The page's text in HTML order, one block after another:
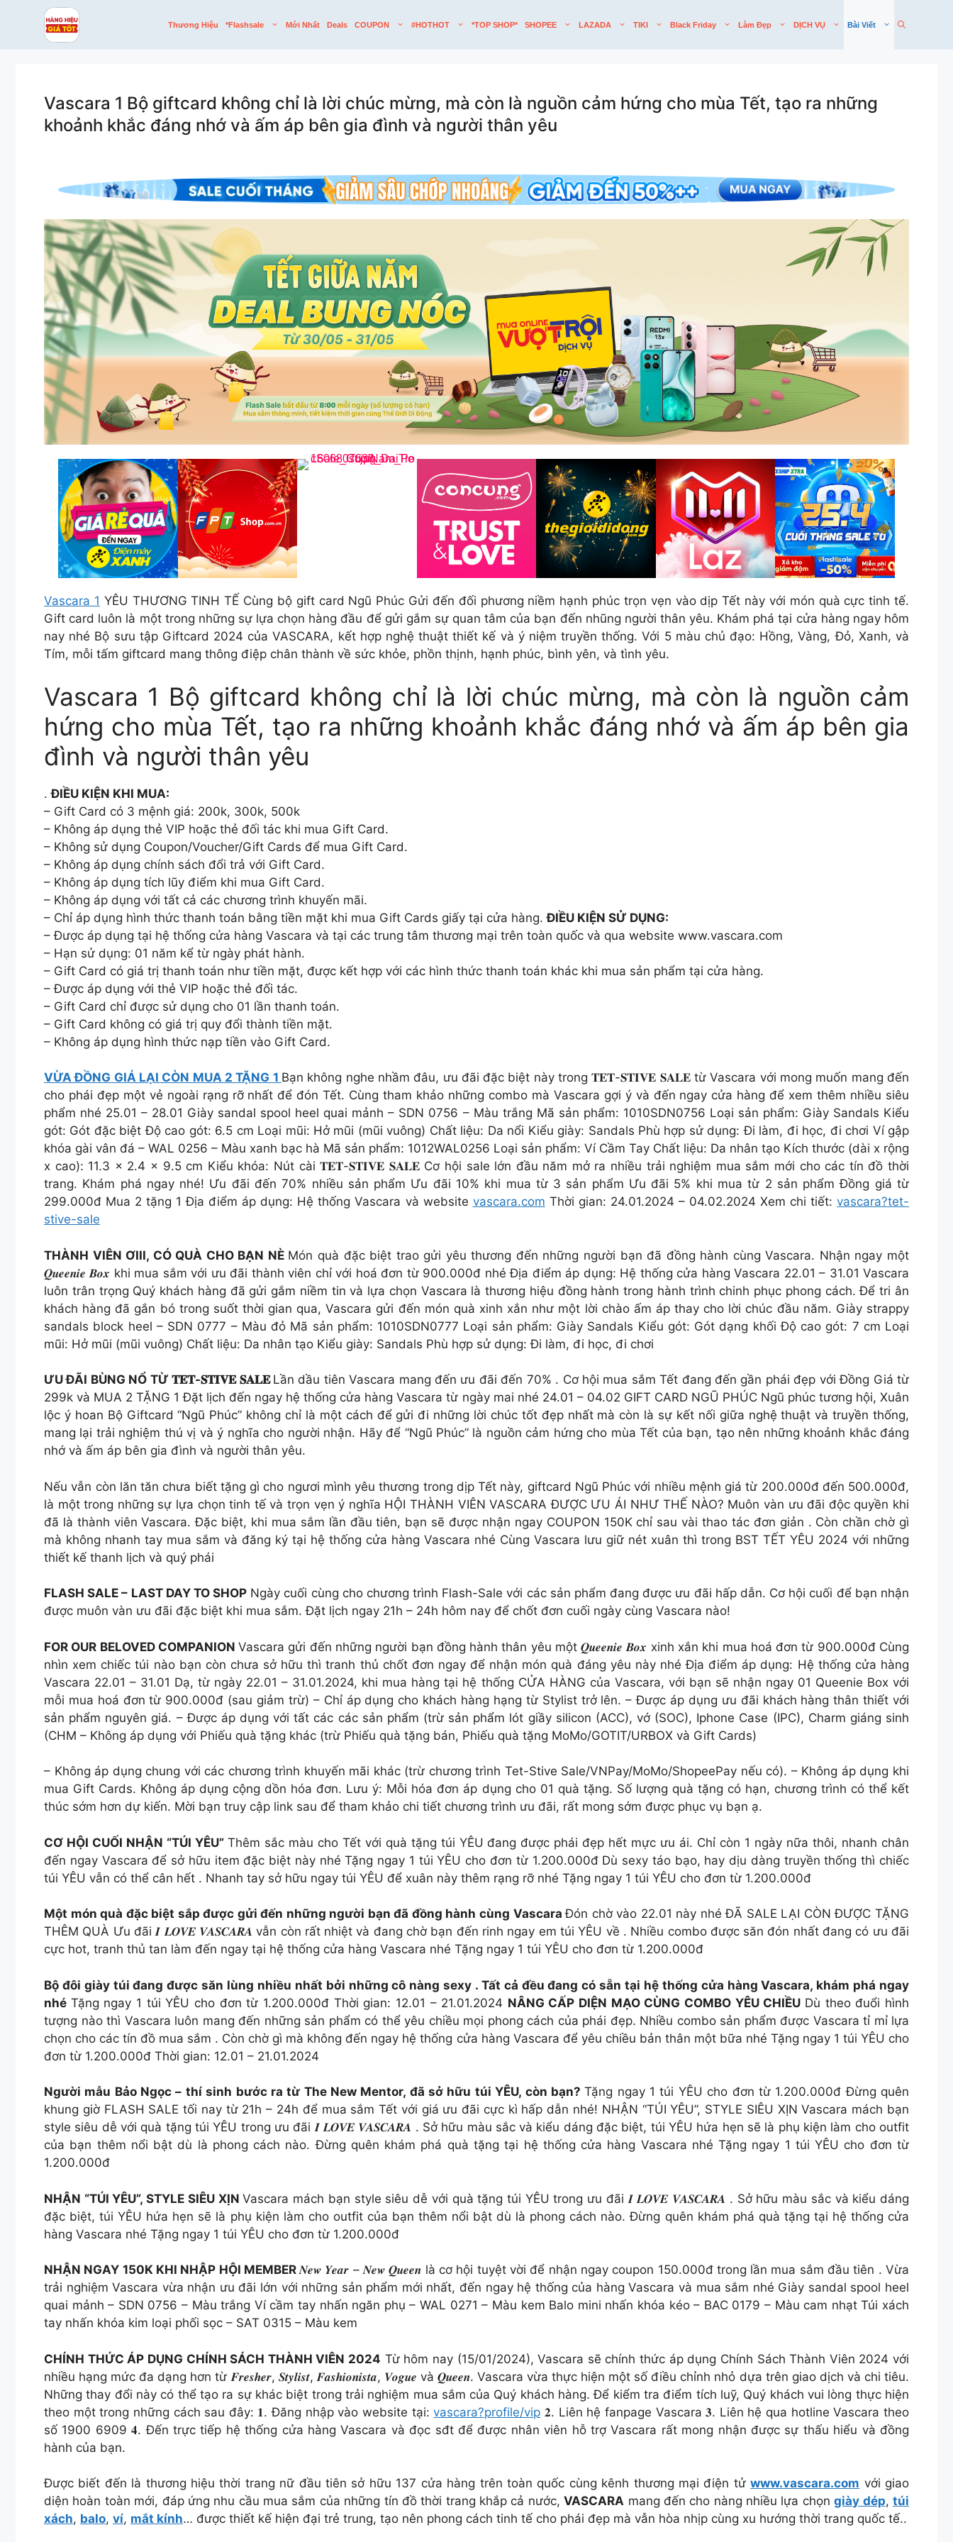
Thương Hiệu *flashsale Mới Nhất Deals COUPON #HOTHOT *TOP SHOP* SHOPEE LAZADA TIKI Black Friday Làm Đẹp DỊCH VỤ Bài Viết
Vascara 1 Bộ giftcard không chỉ là lời chúc mừng, mà còn là nguồn cảm hứng cho mùa Tết, tạo ra những
khoảnh khắc đáng nhớ và ấm áp bên gia đình và người thân yêu
Vascara 1 YÊU THƯƠNG TINH TẾ Cùng bộ gift card Ngũ Phúc Gửi đến đối phương niềm hạnh phúc trọn vẹn vào dịp Tết này với món quà cực tinh tế.
Gift card luôn là một trong những sự lựa chọn hàng đầu để gửi gắm sự quan tâm của bạn đến nhũng người thân yêu. Khám phá tại cửa hàng ngay hôm
nay nhé Bộ sưu tập Giftcard 2024 của VASCARA, kết hợp nghệ thuật thiết kế và ý niệm truyền thống. Với 5 màu chủ đạo: Hồng, Vàng, Đỏ, Xanh, và
Tím, mỗi tấm giftcard mang thông điệp chân thành về sức khỏe, phồn thịnh, hạnh phúc, bình yên, và tình yêu.
Vascara 1 Bộ giftcard không chỉ là lời chúc mừng, mà còn là nguồn cảm
hứng cho mùa Tết, tạo ra những khoảnh khắc đáng nhớ và ấm áp bên gia
đình và người thân yêu
.ĐIỀU KIỆN KHI MUA:
– Gift Card có 3 mệnh giá: 200k, 300k, 500k
– Không áp dụng thẻ VIP hoặc thẻ đối tác khi mua Gift Card.
– Không sử dụng Coupon/Voucher/Gift Cards để mua Gift Card.
– Không áp dụng chính sách đổi trả với Gift Card.
– Không áp dụng tích lũy điểm khi mua Gift Card.
– Không áp dụng với tất cả các chương trình khuyến mãi.
– Chỉ áp dụng hình thức thanh toán bằng tiền mặt khi mua Gift Cards giấy tại cửa hàng.ĐIỀU KIỆN SỬ DỤNG:
– Được áp dụng tại hệ thống cửa hàng Vascara và tại các trung tâm thương mại trên toàn quốc và qua website www.vascara.com
– Hạn sử dụng: 01 năm kể từ ngày phát hành.
– Gift Card có giá trị thanh toán như tiền mặt, được kết hợp với các hình thức thanh toán khác khi mua sản phẩm tại cửa hàng.
– Được áp dụng với thẻ VIP hoặc thẻ đối tác.
– Gift Card chỉ được sử dụng cho 01 lần thanh toán.
– Gift Card không có giá trị quy đổi thành tiền mặt.
– Không áp dụng hình thức nạp tiền vào Gift Card.
VỪA ĐỒNG GIÁ LẠI CÒN MUA 2 TẶNG 1 Bạn không nghe nhầm đâu, ưu đãi đặc biệt này trong 𝐓𝐄𝐓-𝐒𝐓𝐈𝐕𝐄 𝐒𝐀𝐋𝐄 từ Vascara với mong muốn mang đến
cho phái đẹp một vẻ ngoài rạng rỡ nhất để đón Tết. Cùng tham khảo những combo mà Vascara gợi ý và đến ngay cửa hàng để xem thêm nhiều siêu
phẩm nhé 25.01 – 28.01 Giày sandal spool heel quai mảnh – SDN 0756 – Màu trắng Mã sản phẩm: 1010SDN0756 Loại sản phẩm: Giày Sandals Kiểu
gót: Gót đặc biệt Độ cao gót: 6.5 cm Loại mũi: Hở mũi (mũi vuông) Chất liệu: Da nổi Kiểu giày: Sandals Phù hợp sử dụng: Đi làm, đi học, đi chơi Ví gập
khóa gài vân đá – WAL 0256 – Màu xanh bạc hà Mã sản phẩm: 1012WAL0256 Loại sản phẩm: Ví Cầm Tay Chất liệu: Da nhân tạo Kích thước (dài x rộng
x cao): 11.3 x 2.4 x 9.5 cm Kiểu khóa: Nút cài 𝐓𝐄𝐓-𝐒𝐓𝐈𝐕𝐄 𝐒𝐀𝐋𝐄 Cơ hội sale lớn đầu năm mở ra nhiều trải nghiệm mua sắm mới cho các tín đồ thời
trang. Khám phá ngay nhé! Ưu đãi đến 70% nhiều sản phẩm Ưu đãi 10% khi mua từ 3 sản phẩm Ưu đãi 5% khi mua từ 2 sản phẩm Đồng giá từ
299.000đ Mua 2 tặng 1 Địa điểm áp dụng: Hệ thống Vascara và website vascara.com Thời gian: 24.01.2024 – 04.02.2024 Xem chi tiết:vascara?tet-
stive-sale
THÀNH VIÊN ƠIII, CÓ QUÀ CHO BẠN NÈ Món quà đặc biệt trao gửi yêu thương đến những người bạn đã đồng hành cùng Vascara. Nhận ngay một
𝑸𝒖𝒆𝒆𝒏𝒊𝒆 𝑩𝒐𝒙 khi mua sắm với ưu đãi thành viên chỉ với hoá đơn từ 900.000đ nhé Địa điểm áp dụng: Hệ thống cửa hàng Vascara 22.01 – 31.01 Vascara
luôn trân trọng Quý khách hàng đã gửi gắm niềm tin và lựa chọn Vascara là thương hiệu đồng hành trong hành trình chinh phục phong cách. Để tri ân
khách hàng đã gắn bó trong suốt thời gian qua, Vascara gửi đến món quà xinh xắn như một lời chào ấm áp thay cho lời chúc đầu năm. Giày strappy
sandals block heel – SDN 0777 – Màu đỏ Mã sản phẩm: 1010SDN0777 Loại sản phẩm: Giày Sandals Kiểu gót: Gót dạng khối Độ cao gót: 7 cm Loại
mũi: Hở mũi (mũi vuông) Chất liệu: Da nhân tạo Kiểu giày: Sandals Phù hợp sử dụng: Đi làm, đi học, đi chơi
ƯU ĐÃI BÙNG NỔ TỪ 𝐓𝐄𝐓-𝐒𝐓𝐈𝐕𝐄 𝐒𝐀𝐋𝐄 Lần dầu tiên Vascara mang đến ưu đãi đến 70% . Cơ hội mua sắm Tết đang đến gần phái đẹp với Đồng Giá từ
299k và MUA 2 TẶNG 1 Đặt lịch đến ngay hệ thống cửa hàng Vascara từ ngày mai nhé 24.01 – 04.02 GIFT CARD NGŨ PHÚC Ngũ phúc tương hội, Xuân
lộc ý hoan Bộ Giftcard “Ngũ Phúc” không chỉ là một cách để gửi đi những lời chúc tốt đẹp nhất mà còn là sự kết nối giữa nghệ thuật và truyền thống,
mang lại trải nghiệm thú vị và ý nghĩa cho người nhận. Hãy để “Ngũ Phúc” là nguồn cảm hứng cho mùa Tết của bạn, tạo nên những khoảnh khắc đáng
nhớ và ấm áp bên gia đình và người thân yêu.
Nếu vẫn còn lăn tăn chưa biết tặng gì cho ngươi mình yêu thương trong dịp Tết này, giftcard Ngũ Phúc với nhiều mệnh giá từ 200.000đ đến 500.000đ,
là một trong những sự lựa chọn tinh tế và trọn vẹn ý nghĩa HỘI THÀNH VIÊN VASCARA ĐƯỢC ƯU ÁI NHƯ THẾ NÀO? Muôn vàn ưu đãi độc quyền khi
đã là thành viên Vascara. Đặc biệt, khi mua sắm lần đầu tiên, bạn sẽ được nhận ngay COUPON 150K chỉ sau vài thao tác đơn giản . Còn chần chờ gì
mà không nhanh tay mua sắm và đăng ký tại hệ thống cửa hàng Vascara nhé Cùng Vascara lưu giữ nét xuân thì trong BST TẾT YÊU 2024 với những
thiết kế thanh lịch và quý phái
FLASH SALE – LAST DAY TO SHOP Ngày cuối cùng cho chương trình Flash-Sale với các sản phẩm đang được ưu đãi hấp dẫn. Cơ hội cuối để bạn nhận
được muôn vàn ưu đãi đặc biệt khi mua sắm. Đặt lịch ngay 21h – 24h hôm nay để chốt đơn cuối ngày cùng Vascara nào!
FOR OUR BELOVED COMPANIONVascara gửi đến những người bạn đồng hành thân yêu một 𝑸𝒖𝒆𝒆𝒏𝒊𝒆 𝑩𝒐𝒙 xinh xắn khi mua hoá đơn từ 900.000đ Cùng
nhìn xem chiếc túi nào bạn còn chưa sở hữu thì tranh thủ chốt đơn ngay để nhận món quà đáng yêu này nhé Địa điểm áp dụng: Hệ thống cửa hàng
Vascara 22.01 – 31.01 Dạ, từ ngày 22.01 – 31.01.2024, khi mua hàng tại hệ thống CỬA HÀNG của Vascara, với bạn sẽ nhận ngay 01 Queenie Box với
mỗi mua hoá đơn từ 900.000đ (sau giảm trừ) – Chỉ áp dụng cho khách hàng hạng từ Stylist trở lên. – Được áp dụng ưu đãi khách hàng thân thiết với
sản phẩm nguyên giá. – Được áp dụng với tất các các sản phẩm (trừ sản phẩm lót giầy silicon (ACC), vớ (SOC), Iphone Case (IPC), Charm giáng sinh
(CHM – Không áp dụng với Phiếu quà tặng khác (trừ Phiếu quà tặng bán, Phiếu quà tặng MoMo/GOTIT/URBOX và Gift Cards)
– Không áp dụng chung với các chương trình khuyến mãi khác (trừ chương trình Tet-Stive Sale/VNPay/MoMo/ShopeePay nếu có). – Không áp dụng khi
mua Gift Cards. Không áp dụng cộng dồn hóa đơn. Lưu ý: Mỗi hóa đơn áp dụng cho 01 quà tặng. Số lượng quà tặng có hạn, chương trình có thể kết
thúc sớm hơn dự kiến. Mời bạn truy cập link sau để tham khảo chi tiết chương trình ưu đãi, rất mong sớm được phục vụ bạn ạ.
CƠ HỘI CUỐI NHẬN “TÚI YÊU” Thêm sắc màu cho Tết với quà tặng túi YÊU đang được phái đẹp hết mực ưu ái. Chỉ còn 1 ngày nữa thôi, nhanh chân
đến ngay Vascara để sở hữu item đặc biệt này nhé Tặng ngay 1 túi YÊU cho đơn từ 1.200.000đ Dù sexy táo bạo, hay dịu dàng truyền thống thì chiếc
túi YÊU vẫn có thể cân hết . Nhanh tay sở hữu ngay túi YÊU để xuân này thêm rạng rỡ nhé Tặng ngay 1 túi YÊU cho đơn từ 1.200.000đ
Một món quà đặc biệt sắp được gửi đến những người bạn đã đồng hành cùng VascaraĐón chờ vào 22.01 này nhé ĐÃ SALE LẠI CÒN ĐƯỢC TẶNG
THÊM QUÀ Ưu đãi 𝑰 𝑳𝑶𝑽𝑬 𝑽𝑨𝑺𝑪𝑨𝑹𝑨 vẫn còn rất nhiệt và đang chờ bạn đến rinh ngay em túi YÊU về . Nhiều combo được săn đón nhất đang có ưu đãi
cực hot, tranh thủ tan làm đến ngay tại hệ thống cửa hàng Vascara nhé Tặng ngay 1 túi YÊU cho đơn từ 1.200.000đ
Bộ đôi giày túi đang được săn lùng nhiều nhất bởi những cô nàng sexy . Tất cả đều đang có sẵn tại hệ thống cửa hàng Vascara, khám phá ngay
nhé Tặng ngay 1 túi YÊU cho đơn từ 1.200.000đ Thời gian: 12.01 – 21.01.2024 NÂNG CẤP DIỆN MẠO CÙNG COMBO YÊU CHIỀU Dù theo đuổi hình
tượng nào thì Vascara luôn mang đến những sản phẩm có thể yêu chiều mọi phong cách của phái đẹp. Nhiều combo sản phẩm được Vascara tỉ mỉ lựa
chọn cho các tín đồ mua sắm . Còn chờ gì mà không đến ngay hệ thống cửa hàng Vascara để yêu chiều bản thân một bữa nhé Tặng ngay 1 túi YÊU cho
đơn từ 1.200.000đ Thời gian: 12.01 – 21.01.2024
Người mẫu Bảo Ngọc – thí sinh bước ra từ The New Mentor, đã sở hữu túi YÊU, còn bạn?Tặng ngay 1 túi YÊU cho đơn từ 1.200.000đ Đừng quên
khung giờ FLASH SALE tối nay từ 21h – 24h để mua sắm Tết với giá ưu đãi cực kì hấp dẫn nhé! NHẬN “TÚI YÊU”, STYLE SIÊU XỊN Vascara mách bạn
style siêu dễ với quà tặng túi YÊU trong ưu đãi 𝑰 𝑳𝑶𝑽𝑬 𝑽𝑨𝑺𝑪𝑨𝑹𝑨 . Sở hữu màu sắc và kiểu dáng đặc biệt, túi YÊU hứa hẹn sẽ là phụ kiện làm cho outfit
của bạn thêm nổi bật dù là phong cách nào. Đừng quên khám phá quà tặng tại hệ thống cửa hàng Vascara nhé Tặng ngay 1 túi YÊU cho đơn từ
1.200.000đ
NHẬN “TÚI YÊU”, STYLE SIÊU XỊNVascara mách bạn style siêu dễ với quà tặng túi YÊU trong ưu đãi 𝑰 𝑳𝑶𝑽𝑬 𝑽𝑨𝑺𝑪𝑨𝑹𝑨 . Sở hữu màu sắc và kiểu dáng
đặc biệt, túi YÊU hứa hẹn sẽ là phụ kiện làm cho outfit của bạn thêm nổi bật dù là phong cách nào. Đừng quên khám phá quà tặng tại hệ thống cửa
hàng Vascara nhé Tặng ngay 1 túi YÊU cho đơn từ 1.200.000đ
NHẬN NGAY 150K KHI NHẬP HỘI MEMBER𝑵𝒆𝒘 𝒀𝒆𝒂𝒓 – 𝑵𝒆𝒘 𝑸𝒖𝒆𝒆𝒏 là cơ hội tuyệt vời để nhận ngay coupon 150.000đ trong lần mua sắm đầu tiên . Vừa
trải nghiệm Vascara vừa nhận ưu đãi lớn với những sản phẩm mới nhất, đến ngay hệ thống của hàng Vascara và mua sắm nhé Giày sandal spool heel
quai mảnh – SDN 0756 – Màu trắng Ví cầm tay nhấn ngăn phụ – WAL 0271 – Màu kem Balo mini nhấn khóa kéo – BAC 0179 – Màu cam nhạt Túi xách
tay nhấn khóa kim loại phối sọc – SAT 0315 – Màu kem
CHÍNH THỨC ÁP DỤNG CHÍNH SÁCH THÀNH VIÊN 2024 Từ hôm nay (15/01/2024), Vascara sẽ chính thức áp dụng Chính Sách Thành Viên 2024 với
nhiều hạng mức đa dạng hơn từ 𝑭𝒓𝒆𝒔𝒉𝒆𝒓, 𝑺𝒕𝒚𝒍𝒊𝒔𝒕, 𝑭𝒂𝒔𝒉𝒊𝒐𝒏𝒊𝒔𝒕𝒂, 𝑽𝒐𝒈𝒖𝒆 và 𝑸𝒖𝒆𝒆𝒏. Vascara vừa thực hiện một số điều chỉnh nhỏ dựa trên giao dịch và chi tiêu.
Những thay đổi này có thể tạo ra sự khác biệt trong trải nghiệm mua sắm của Quý khách hàng. Để kiểm tra điểm tích luỹ, Quý khách vui lòng thực hiện
theo một trong những cách sau đây: 𝟏. Đăng nhập vào website tại:vascara?profile/vip 𝟐. Liên hệ fanpage Vascara 𝟑. Liên hệ qua hotline Vascara theo
số 1900 6909 𝟒. Đến trực tiếp hệ thống cửa hàng Vascara và đọc sđt để được nhân viên hỗ trợ Vascara rất mong nhận được sự thấu hiểu và đồng
hành của bạn.
Được biết đến là thương hiệu thời trang nữ đầu tiên sở hữu 137 cửa hàng trên toàn quốc cùng kênh thương mại điện tửwww.vascara.com với giao
diện hoàn toàn mới, đáp ứng nhu cầu mua sắm của những tín đồ thời trang khắp cả nước,VASCARA mang đến cho nàng nhiều lựa chọngiày dép,túi
xách, balo, ví, mắt kính… được thiết kế hiện đại trẻ trung, tạo nên phong cách tinh tế cho phái đẹp mà vẫn hòa nhịp cùng xu hướng thời trang quốc tế..